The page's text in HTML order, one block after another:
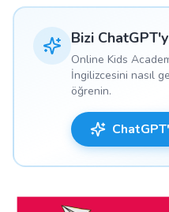
Bizi
Online Kids
İngilizcesini nasıl
öğrenin.